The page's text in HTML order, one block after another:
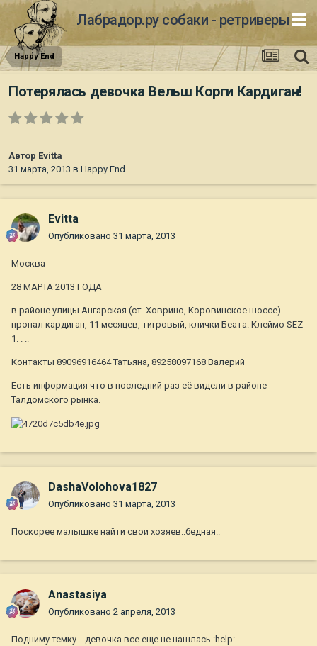
Лабрадор.ру собаки - ретриверы
Happy End
Потерялась девочка Вельш Корги Кардиган!
Автор Evitta
31 марта, 2013 в Happy End
Evitta
Опубликовано 31 марта, 2013
Москва
28 МАРТА 2013 ГОДА
в районе улицы Ангарская (ст. Ховрино, Коровинское шоссе)
пропал кардиган, 11 месяцев, тигровый, клички Беата. Клеймо SEZ
1. . ..
Контакты 89096916464 Татьяна, 89258097168 Валерий
Есть информация что в последний раз её видели в районе
Талдомского рынка.
DashaVolohova1827
Опубликовано 31 марта, 2013
Поскорее малышке найти свои хозяев..бедная..
Anastasiya
Опубликовано 2 апреля, 2013
Подниму темку... девочка все еще не нашлась :help: